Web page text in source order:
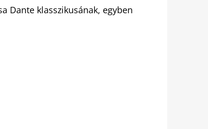
Dante klasszikusának, egyben